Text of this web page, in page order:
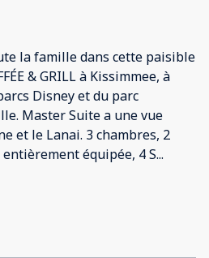
la famille dans cette paisible
& GRILL à Kissimmee, à
Disney et du parc
Master Suite a une vue
et le Lanai. 3 chambres, 2
équipée, 4 S...